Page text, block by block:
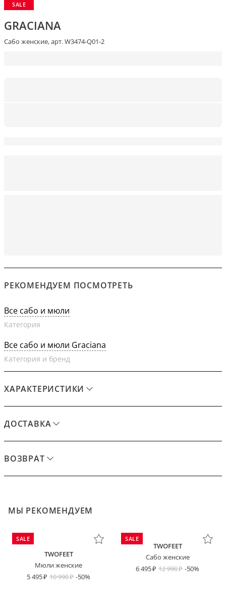
SALE
GRACIANA
Сабо женские, арт. W3474-Q01-2
РЕКОМЕНДУЕМ ПОСМОТРЕТЬ
Все сабо и мюли
Категория
Все сабо и мюли Graciana
Категория и бренд
ХАРАКТЕРИСТИКИ
ДОСТАВКА
ВОЗВРАТ
МЫ РЕКОМЕНДУЕМ
SALE
TWOFEET
Мюли женские
5 495
10 990 -50%
SALE
TWOFEET
Сабо женские
6 495
12 990 -50%